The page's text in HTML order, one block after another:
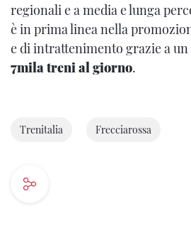
regionali e a media e lunga
è in prima linea nella
e di intrattenimento grazie a un
7mila treni al giorno.
Trenitalia Frecciarossa